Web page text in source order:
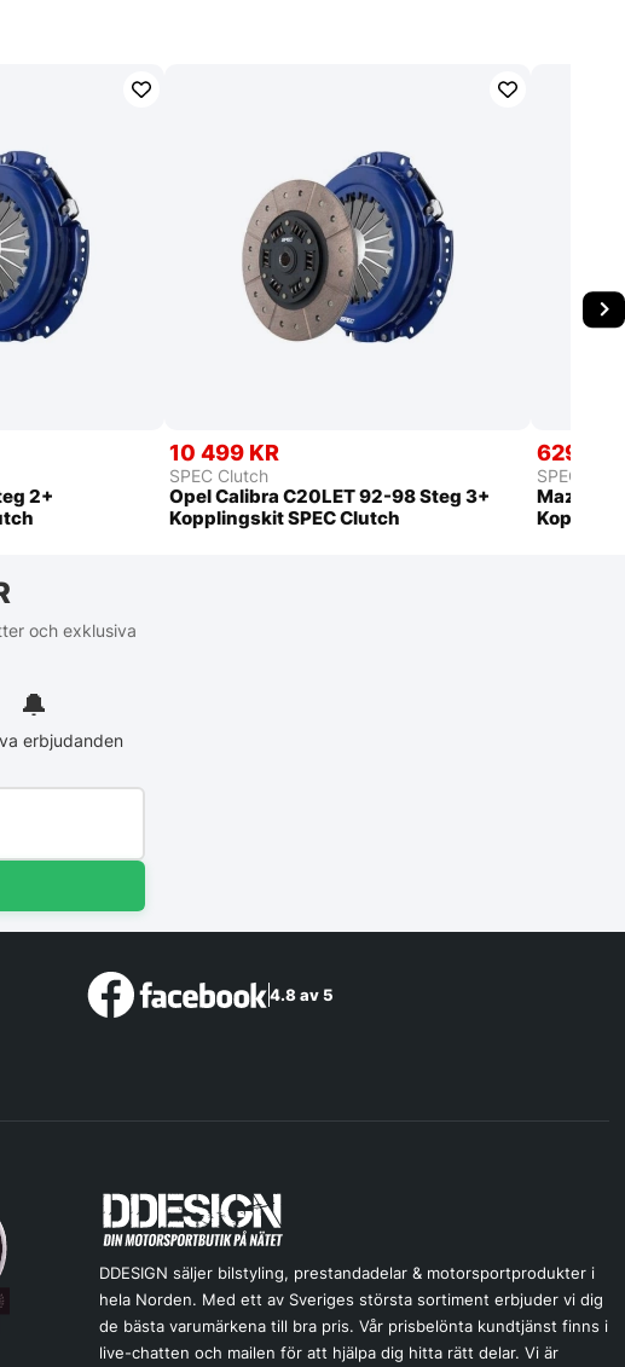
2+
10 499 KR
SPEC Clutch
Opel Calibra C20LET 92-98 Steg 3+
Kopplingskit SPEC Clutch
6299
SPEC
Mazda
och exklusiva
🔔
erbjudanden
4.8 av 5
DDESIGN säljer bilstyling, prestandadelar & motorsportprodukter i
hela Norden. Med ett av Sveriges största sortiment erbjuder vi dig
de bästa varumärkena till bra pris. Vår prisbelönta kundtjänst finns i
live-chatten och mailen för att hjälpa dig hitta rätt delar. Vi är